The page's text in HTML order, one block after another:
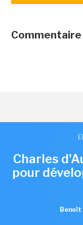
Commentaire
Charles
pour
Benoît